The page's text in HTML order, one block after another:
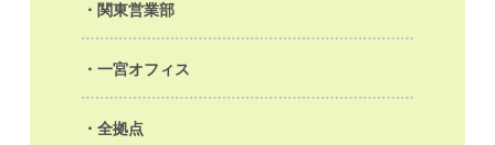
関東営業部
一宮オフィス
全拠点